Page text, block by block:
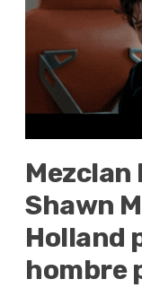
Mezclan
Shawn
Holland
hombre